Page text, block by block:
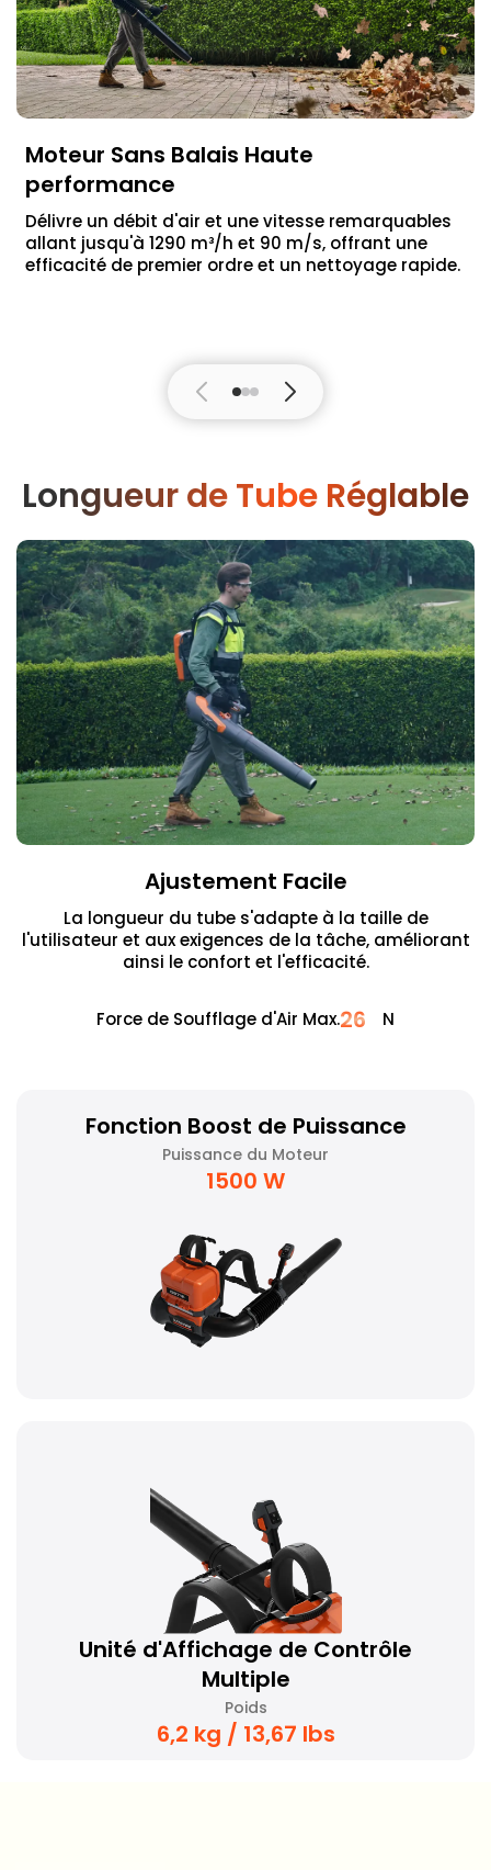
Moteur Sans Balais Haute
performance
Délivre un débit d'air et une vitesse remarquables
allant jusqu'à 1290 m³/h et 90 m/s, offrant une
efficacité de premier ordre et un nettoyage rapide.
Longueur de Tube Réglable
Ajustement Facile
La longueur du tube s'adapte à la taille de
l'utilisateur et aux exigences de la tâche, améliorant
ainsi le confort et l'efficacité.
Force de Soufflage d'Air Max.26 N
Fonction Boost de Puissance
Puissance du Moteur
1500 W
Unité d'Affichage de Contrôle
Multiple
Poids
6,2 kg / 13,67 lbs